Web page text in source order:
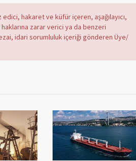
hakaret ve küfür içeren, aşağılayıcı,
zarar verici ya da benzeri
idari sorumluluk içeriği gönderen Üye/